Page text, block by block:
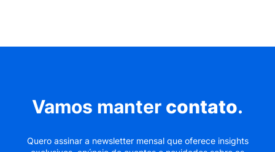
Vamos manter contato.
Quero assinar a newsletter mensal que oferece insights